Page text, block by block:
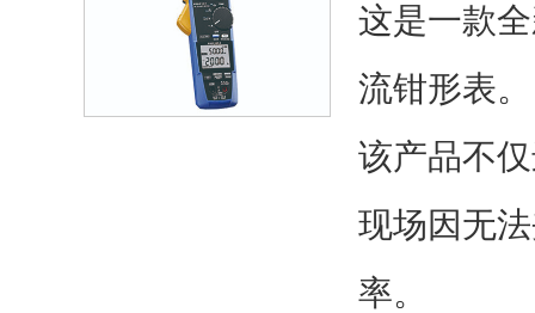
这是一款
流钳形表。
该产品不
现场因无
率。